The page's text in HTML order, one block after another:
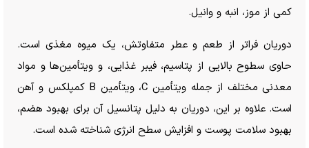
کمی از موز، انبه و وانیل.
دوریان فراتر از طعم و عطر متفاوتش، یک میوه مغذی است.
حاوی سطوح بالایی از پتاسیم، فیبر غذایی، و ویتأمین‌ها و مواد
معدنی مختلف از جمله ویتأمین C، ویتأمین B کمپلکس و آهن
است. علاوه بر این، دوریان به دلیل پتانسیل آن برای بهبود هضم،
بهبود سلامت پوست و افزایش سطح انرژی شناخته شده است.